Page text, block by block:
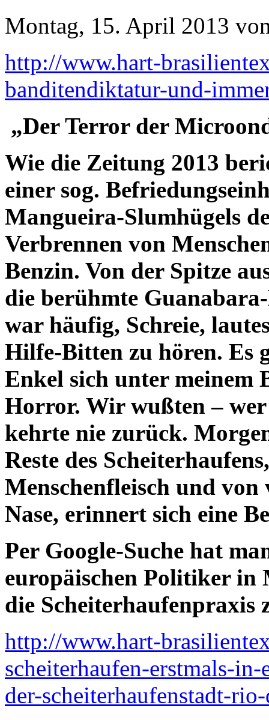
Montag, 15. April 2013
http://www.hart-
banditendiktatur-und-
„Der Terror der
Wie die Zeitung 2013
einer sog.
Mangueira-Slumhügels
Verbrennen von
Benzin. Von der Spitze
die berühmte
war häufig, Schreie,
Hilfe-Bitten zu hören. Es
Enkel sich unter meinem
Horror. Wir wußten –
kehrte nie zurück.
Reste des
Menschenfleisch und
Nase, erinnert sich eine
Per Google-Suche hat
europäischen Politiker in
die Scheiterhaufenpraxis
http://www.hart-
scheiterhaufen-erstmals-
der-scheiterhaufenstadt-